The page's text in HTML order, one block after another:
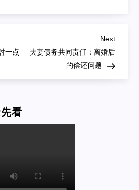
一点
Next
Post
Next
夫妻债务共同责任：离婚后
的偿还问题
看